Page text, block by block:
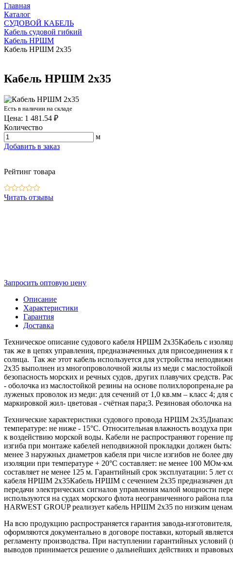
Главная
Каталог
СУДОВОЙ КАБЕЛЬ
Кабель судовой гибкий
Кабель НРШМ
Кабель НРШМ 2х35
Кабель НРШМ 2х35
Есть в наличии на складе
Цена: 1 481.54 ₽
Количество
м
Добавить в заказ
Рейтинг товара
Читать отзывы
Запросить оптовую цену
Описание
Характеристики
Гарантия
Доставка
Техническое описание судового кабеля НРШМ 2х35Кабель с
так же в цепях управления, предназначенных для присоединения
солнца. Так же этот кабель используется для устройства
2х35 выполнен из многопроволочной жилы из меди с
безопасность морских и речных судов, других плавучих
- оболочка из маслостойкой резины на основе
луженых проволок из меди: для сечений от 1,0 кв.мм – класс 4; для
маркировкой жил- цветовая - счётная пара;3. Резиновая оболочка
Технические характеристики судового провода НРШМ
температуре: не ниже - 15°С. Относительная влажность воздуха
к воздействию морской воды. Кабели не распространяют горение
изгиба при монтаже кабелей неподвижной прокладки должен
менее 3 наружных диаметров кабеля при числе изгибов не более
изоляции при температуре + 20°С составляет: не менее 100
составляет не менее 125 м. Гарантийный срок эксплуатации: 5
кабеля НРШМ 2х35Кабель НРШМ с сечением 2х35 предназначен
передачи электрических сигналов управления малой мощности
используются на судах морского флота неограниченного района
HARWEST GROUP реализует кабель НРШМ 2х35 по низким
На всю продукцию распространяется гарантия завода-
оформляются документально в договоре поставки, который
регламенту производства. При наступлении гарантийных условий
выводов принимается решение о дальнейших действиях и